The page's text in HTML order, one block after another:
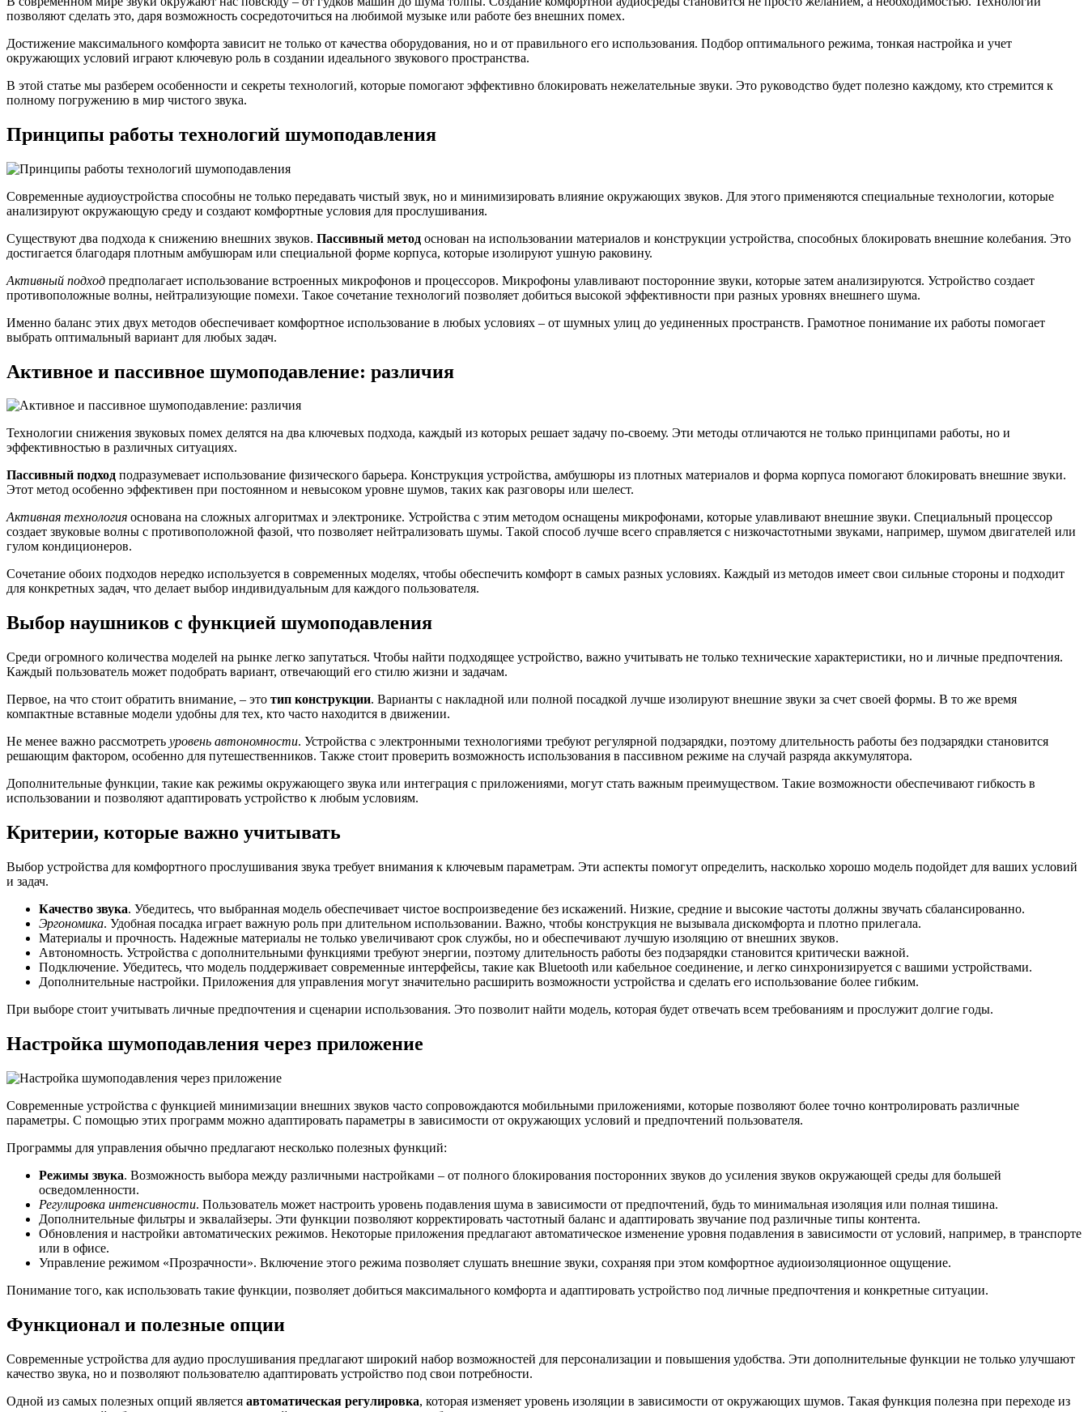
позволяют сделать это, даря возможность сосредоточиться на любимой музыке или работе без внешних помех.
Достижение максимального комфорта зависит не только от качества оборудования, но и от правильного его использования. Подбор оптимального режима, тонкая настройка и учет
окружающих условий играют ключевую роль в создании идеального звукового пространства.
В этой статье мы разберем особенности и секреты технологий, которые помогают эффективно блокировать нежелательные звуки. Это руководство будет полезно каждому, кто стремится к
полному погружению в мир чистого звука.
Принципы работы технологий шумоподавления
Современные аудиоустройства способны не только передавать чистый звук, но и минимизировать влияние окружающих звуков. Для этого применяются специальные технологии, которые
анализируют окружающую среду и создают комфортные условия для прослушивания.
Существуют два подхода к снижению внешних звуков. Пассивный метод основан на использовании материалов и конструкции устройства, способных блокировать внешние колебания. Это
достигается благодаря плотным амбушюрам или специальной форме корпуса, которые изолируют ушную раковину.
Активный подход предполагает использование встроенных микрофонов и процессоров. Микрофоны улавливают посторонние звуки, которые затем анализируются. Устройство создает
противоположные волны, нейтрализующие помехи. Такое сочетание технологий позволяет добиться высокой эффективности при разных уровнях внешнего шума.
Именно баланс этих двух методов обеспечивает комфортное использование в любых условиях – от шумных улиц до уединенных пространств. Грамотное понимание их работы помогает
выбрать оптимальный вариант для любых задач.
Активное и пассивное шумоподавление: различия
Технологии снижения звуковых помех делятся на два ключевых подхода, каждый из которых решает задачу по-своему. Эти методы отличаются не только принципами работы, но и
эффективностью в различных ситуациях.
Пассивный подход подразумевает использование физического барьера. Конструкция устройства, амбушюры из плотных материалов и форма корпуса помогают блокировать внешние звуки.
Этот метод особенно эффективен при постоянном и невысоком уровне шумов, таких как разговоры или шелест.
Активная технология основана на сложных алгоритмах и электронике. Устройства с этим методом оснащены микрофонами, которые улавливают внешние звуки. Специальный процессор
создает звуковые волны с противоположной фазой, что позволяет нейтрализовать шумы. Такой способ лучше всего справляется с низкочастотными звуками, например, шумом двигателей или
гулом кондиционеров.
Сочетание обоих подходов нередко используется в современных моделях, чтобы обеспечить комфорт в самых разных условиях. Каждый из методов имеет свои сильные стороны и подходит
для конкретных задач, что делает выбор индивидуальным для каждого пользователя.
Выбор наушников с функцией шумоподавления
Среди огромного количества моделей на рынке легко запутаться. Чтобы найти подходящее устройство, важно учитывать не только технические характеристики, но и личные предпочтения.
Каждый пользователь может подобрать вариант, отвечающий его стилю жизни и задачам.
Первое, на что стоит обратить внимание, – это тип конструкции. Варианты с накладной или полной посадкой лучше изолируют внешние звуки за счет своей формы. В то же время
компактные вставные модели удобны для тех, кто часто находится в движении.
Не менее важно рассмотреть уровень автономности. Устройства с электронными технологиями требуют регулярной подзарядки, поэтому длительность работы без подзарядки становится
решающим фактором, особенно для путешественников. Также стоит проверить возможность использования в пассивном режиме на случай разряда аккумулятора.
Дополнительные функции, такие как режимы окружающего звука или интеграция с приложениями, могут стать важным преимуществом. Такие возможности обеспечивают гибкость в
использовании и позволяют адаптировать устройство к любым условиям.
Критерии, которые важно учитывать
Выбор устройства для комфортного прослушивания звука требует внимания к ключевым параметрам. Эти аспекты помогут определить, насколько хорошо модель подойдет для ваших условий
и задач.
Качество звука. Убедитесь, что выбранная модель обеспечивает чистое воспроизведение без искажений. Низкие, средние и высокие частоты должны звучать сбалансированно.
Эргономика. Удобная посадка играет важную роль при длительном использовании. Важно, чтобы конструкция не вызывала дискомфорта и плотно прилегала.
Материалы и прочность. Надежные материалы не только увеличивают срок службы, но и обеспечивают лучшую изоляцию от внешних звуков.
Автономность. Устройства с дополнительными функциями требуют энергии, поэтому длительность работы без подзарядки становится критически важной.
Подключение. Убедитесь, что модель поддерживает современные интерфейсы, такие как Bluetooth или кабельное соединение, и легко синхронизируется с вашими устройствами.
Дополнительные настройки. Приложения для управления могут значительно расширить возможности устройства и сделать его использование более гибким.
При выборе стоит учитывать личные предпочтения и сценарии использования. Это позволит найти модель, которая будет отвечать всем требованиям и прослужит долгие годы.
Настройка шумоподавления через приложение
Современные устройства с функцией минимизации внешних звуков часто сопровождаются мобильными приложениями, которые позволяют более точно контролировать различные
параметры. С помощью этих программ можно адаптировать параметры в зависимости от окружающих условий и предпочтений пользователя.
Программы для управления обычно предлагают несколько полезных функций:
Режимы звука. Возможность выбора между различными настройками – от полного блокирования посторонних звуков до усиления звуков окружающей среды для большей
осведомленности.
Регулировка интенсивности. Пользователь может настроить уровень подавления шума в зависимости от предпочтений, будь то минимальная изоляция или полная тишина.
Дополнительные фильтры и эквалайзеры. Эти функции позволяют корректировать частотный баланс и адаптировать звучание под различные типы контента.
Обновления и настройки автоматических режимов. Некоторые приложения предлагают автоматическое изменение уровня подавления в зависимости от условий, например, в транспорте
или в офисе.
Управление режимом «Прозрачности». Включение этого режима позволяет слушать внешние звуки, сохраняя при этом комфортное аудиоизоляционное ощущение.
Понимание того, как использовать такие функции, позволяет добиться максимального комфорта и адаптировать устройство под личные предпочтения и конкретные ситуации.
Функционал и полезные опции
Современные устройства для аудио прослушивания предлагают широкий набор возможностей для персонализации и повышения удобства. Эти дополнительные функции не только улучшают
качество звука, но и позволяют пользователю адаптировать устройство под свои потребности.
Одной из самых полезных опций является автоматическая регулировка, которая изменяет уровень изоляции в зависимости от окружающих шумов. Такая функция полезна при переходе из